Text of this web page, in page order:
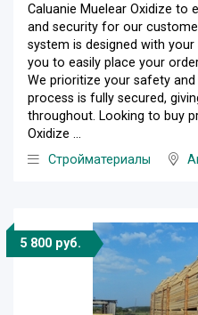
Caluanie Muelear Oxidize to
and security for our
system is designed with
you to easily place your
We prioritize your safety
process is fully secured,
throughout. Looking to buy
Oxidize ...
Стройматериалы
5 800 руб.